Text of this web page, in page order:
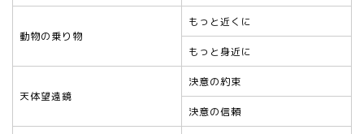
動物の乗り物
もっと近くに
もっと身近に
天体望遠鏡
決意の約束
決意の信頼